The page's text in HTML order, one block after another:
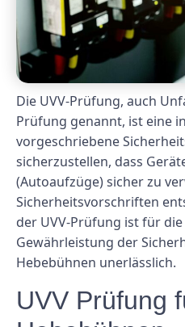
Die UVV-Prüfung, auch
Prüfung genannt, ist eine
vorgeschriebene
sicherzustellen, dass
(Autoaufzüge) sicher zu
Sicherheitsvorschriften
der UVV-Prüfung ist für
Gewährleistung der
Hebebühnen unerlässlich.
UVV Prüfung